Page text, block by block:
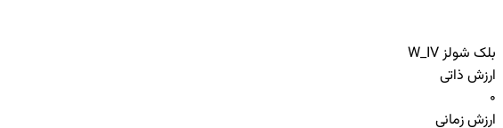
بلک شولز W_IV
ارزش ذاتی
0
ارزش زمانی